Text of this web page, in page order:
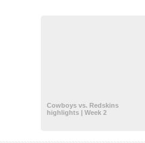
Cowboys vs. Redskins
highlights | Week 2